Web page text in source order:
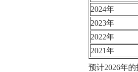
2024年
2023年
2022年
2021年
预计2026年